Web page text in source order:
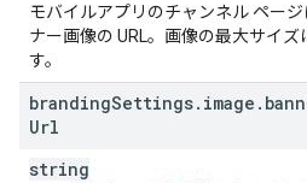
モバイルアプリのチャンネル ペー
ナー画像の URL。画像の最大サイズ
す。
brandingSettings. image .
Url
string